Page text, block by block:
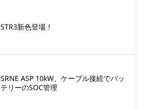
STR3新色登場！
SRNE ASP 10kW、ケーブル接続でバッ
テリーのSOC管理